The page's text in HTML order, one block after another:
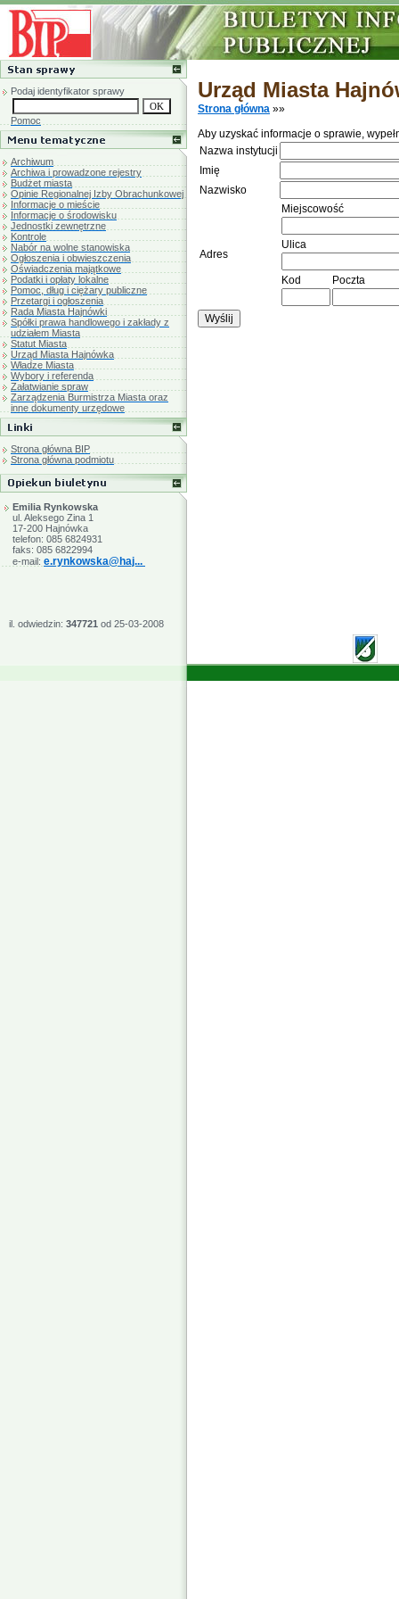
Podaj identyfikator sprawy
Pomoc
Archiwum
Archiwa i prowadzone rejestry
Budżet miasta
Opinie Regionalnej Izby Obrachunkowej
Informacje o mieście
Informacje o środowisku
Jednostki zewnętrzne
Kontrole
Nabór na wolne stanowiska
Ogłoszenia i obwieszczenia
Oświadczenia majątkowe
Podatki i opłaty lokalne
Pomoc, dług i ciężary publiczne
Przetargi i ogłoszenia
Rada Miasta Hajnówki
Spółki prawa handlowego i zakłady z
udziałem Miasta
Statut Miasta
Urząd Miasta Hajnówka
Władze Miasta
Wybory i referenda
Załatwianie spraw
Zarządzenia Burmistrza Miasta oraz
inne dokumenty urzędowe
Strona główna BIP
Strona główna podmiotu
Emilia Rynkowska
ul. Aleksego Zina 1
17-200 Hajnówka
telefon: 085 6824931
faks: 085 6822994
e-mail: e.rynkowska@haj...
il. odwiedzin: 347721 od 25-03-2008
Urząd Miasta
Strona główna »»
Aby uzyskać informacje o sprawie,
Nazwa instytucji
Imię
Nazwisko
Adres
Miejscowość
Ulica
Kod Poczta